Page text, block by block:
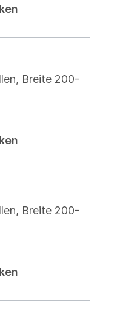
Breite 200-
Breite 200-